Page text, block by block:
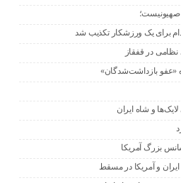
برای یک ورزشکار تکذیب شد
در قفقاز
«عفو بازداشت‌شدگان»
و شاه ایران
بزرگ آمریکا
و آمریکا در مسقط